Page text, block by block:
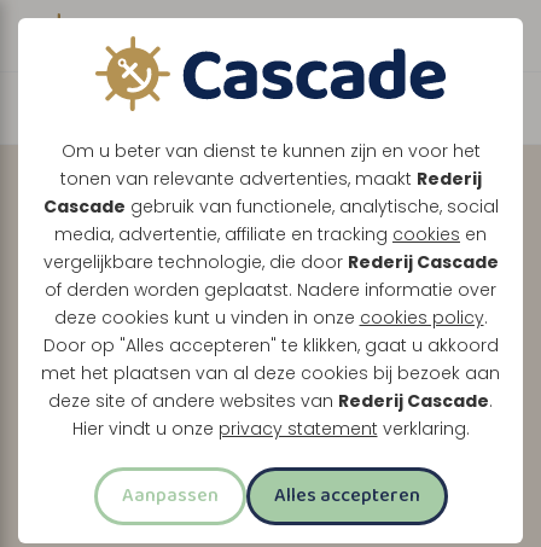
Om u beter van dienst te kunnen zijn en voor het
tonen van relevante advertenties, maakt Rederij
Cascade gebruik van functionele, analytische, social
media, advertentie, affiliate en tracking cookies en
vergelijkbare technologie, die door Rederij Cascade
of derden worden geplaatst. Nadere informatie over
deze cookies kunt u vinden in onze cookies policy.
Door op "Alles accepteren" te klikken, gaat u akkoord
met het plaatsen van al deze cookies bij bezoek aan
deze site of andere websites van Rederij Cascade.
Hier vindt u onze privacy statement verklaring.
Aanpassen Alles accepteren
Boek direct je vaart
Ontdek de Maasplassen
met uweigen
gezelschap, volledig
naar wens.
Tussen Maasbracht, Thorn en Roermond vaart u
samen door een prachtig Limburgs landschap.
Of u nu kiest voor een relaxte boottocht of een
uitgebreid feestprogramma, wij maken er uw dag